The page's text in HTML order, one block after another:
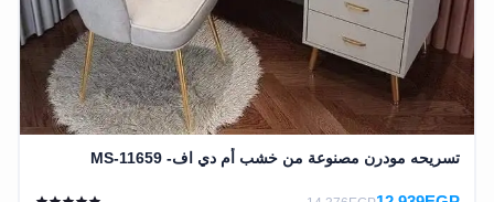
تسريحه مودرن مصنوعة من خشب أم دي اف- MS-11659